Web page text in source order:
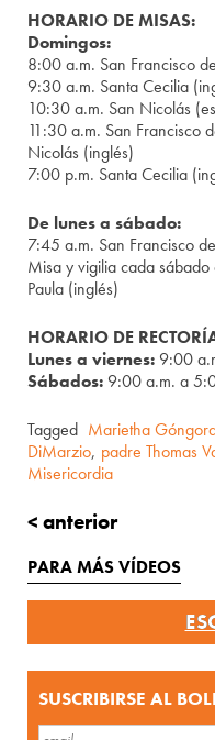
HORARIO DE MISAS:
Domingos:
8:00 a.m. San Francisco
9:30 a.m. Santa Cecilia
10:30 a.m. San Nicolás
11:30 a.m. San Francisco
Nicolás (inglés)
7:00 p.m. Santa Cecilia
De lunes a sábado:
7:45 a.m. San Francisco
Misa y vigilia cada
Paula (inglés)
HORARIO DE
Lunes a viernes: 9:00
Sábados: 9:00 a.m. a
Tagged Marietha
DiMarzio, padre Thomas
Misericordia
< anterior
PARA MÁS VÍDEOS
SUSCRIBIRSE AL